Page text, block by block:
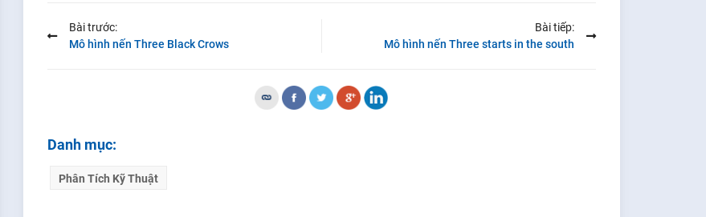
Bài trước:
Mô hình nến Three Black Crows
Bài tiếp:
Mô hình nến Three starts in the south
Danh mục:
Phân Tích Kỹ Thuật